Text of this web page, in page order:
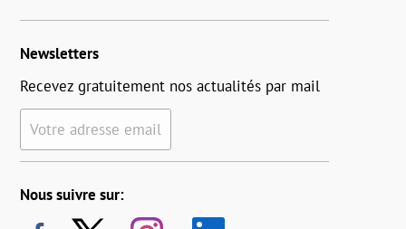
Newsletters
Recevez gratuitement nos actualités par mail
Votre adresse email
Nous suivre sur: